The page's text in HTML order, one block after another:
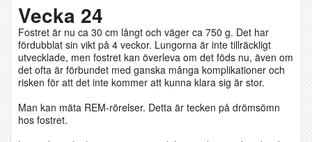
Vecka 24
Fostret är nu ca 30 cm långt och väger ca 750 g. Det har
fördubblat sin vikt på 4 veckor. Lungorna är inte tillräckligt
utvecklade, men fostret kan överleva om det föds nu, även om
det ofta är förbundet med ganska många komplikationer och
risken för att det inte kommer att kunna klara sig är stor.
Man kan mäta REM-rörelser. Detta är tecken på drömsömn
hos fostret.